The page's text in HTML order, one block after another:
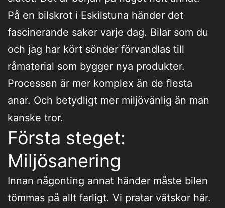
På en bilskrot i Eskilstuna händer det
fascinerande saker varje dag. Bilar som du
och jag har kört sönder förvandlas till
råmaterial som bygger nya produkter.
Processen är mer komplex än de flesta
anar. Och betydligt mer miljövänlig än man
kanske tror.
Första steget:
Miljösanering
Innan någonting annat händer måste bilen
tömmas på allt farligt. Vi pratar vätskor här.